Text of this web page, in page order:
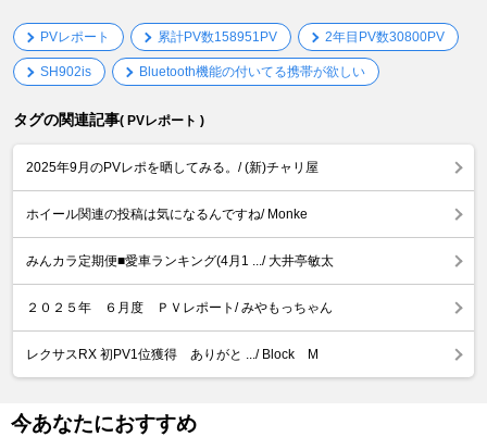
PVレポート 累計PV数158951PV 2年目PV数30800PV
SH902is Bluetooth機能の付いてる携帯が欲しい
タグの関連記事( PVレポート )
2025年9月のPVレポを晒してみる。/ (新)チャリ屋
ホイール関連の投稿は気になるんですね/ Monke
みんカラ定期便■愛車ランキング(4月1 .../ 大井亭敏太
２０２５年 ６月度 ＰＶレポート/ みやもっちゃん
レクサスRX 初PV1位獲得 ありがと .../ Block M
今あなたにおすすめ